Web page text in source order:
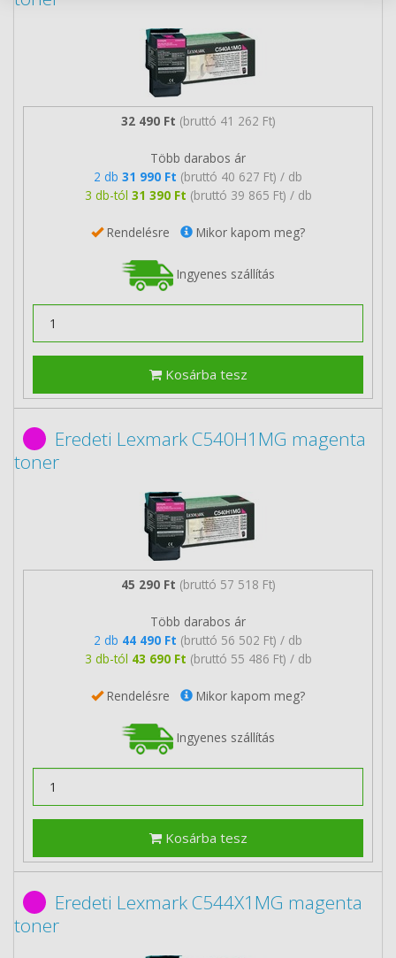
32 490 Ft (bruttó 41 262 Ft)
Több darabos ár
2 db 31 990 Ft (bruttó 40 627 Ft) / db
3 db-tól 31 390 Ft (bruttó 39 865 Ft) / db
Rendelésre Mikor kapom meg?
Ingyenes szállítás
Kosárba tesz
Eredeti Lexmark C540H1MG magenta
toner
45 290 Ft (bruttó 57 518 Ft)
Több darabos ár
2 db 44 490 Ft (bruttó 56 502 Ft) / db
3 db-tól 43 690 Ft (bruttó 55 486 Ft) / db
Rendelésre Mikor kapom meg?
Ingyenes szállítás
Kosárba tesz
Eredeti Lexmark C544X1MG magenta
toner